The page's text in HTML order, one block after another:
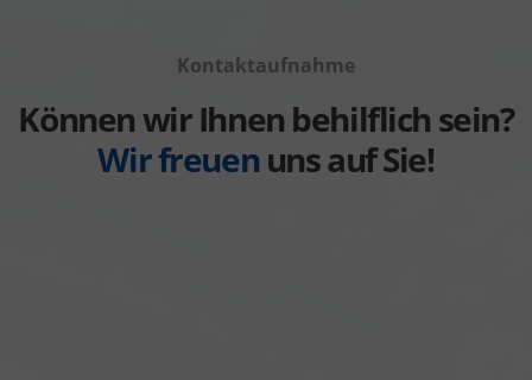
anzeigen
Kontaktaufnahme
Können wir Ihnen behilflich sein?
Wir freuenuns auf Sie!